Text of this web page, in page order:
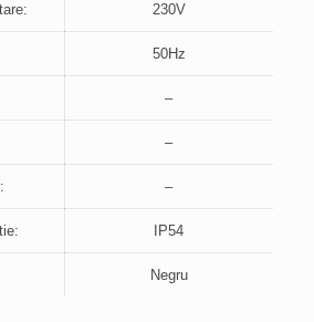
230V
50Hz
–
–
–
IP54
Negru